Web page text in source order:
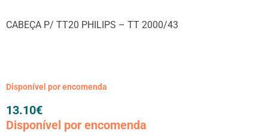
CABEÇA P/ TT20 PHILIPS – TT 2000/43
Disponível por encomenda
13.10€
Disponível por encomenda